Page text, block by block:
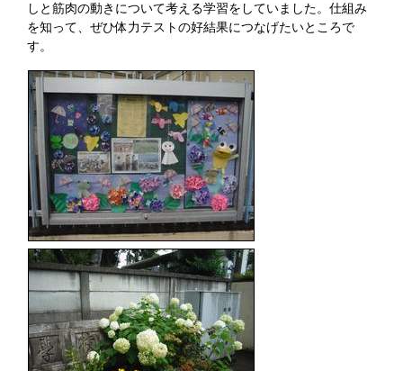
しと筋肉の動きについて考える学習をしていました。仕組み
を知って、ぜひ体力テストの好結果につなげたいところで
す。